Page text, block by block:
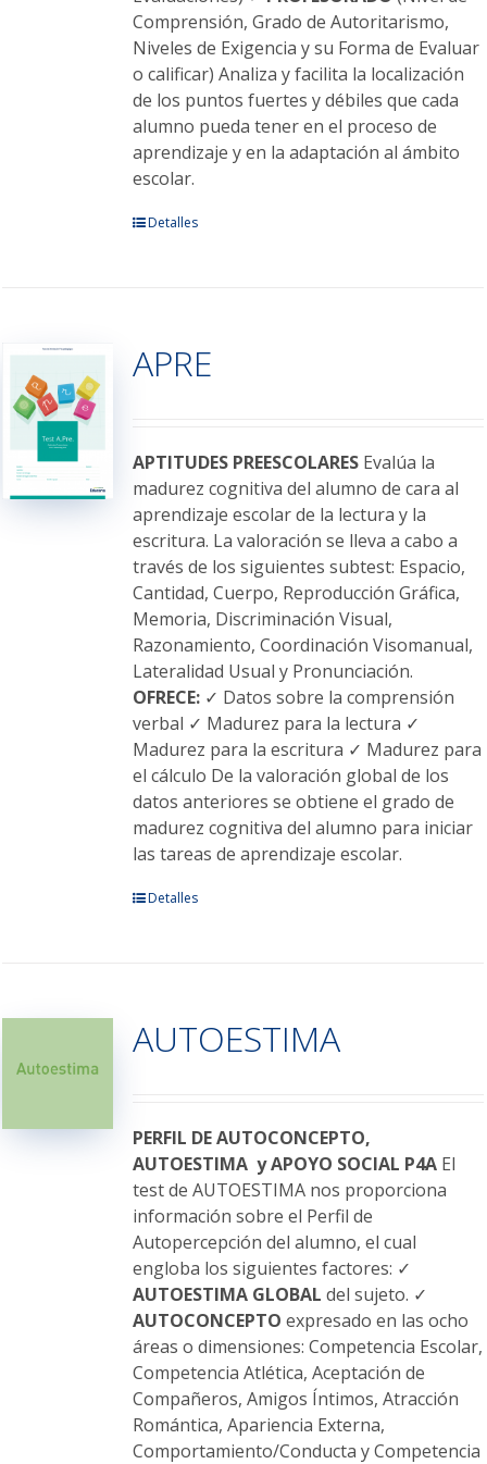
Comprensión, Grado de Autoritarismo,
Niveles de Exigencia y su Forma de Evaluar
o calificar) Analiza y facilita la localización
de los puntos fuertes y débiles que cada
alumno pueda tener en el proceso de
aprendizaje y en la adaptación al ámbito
escolar.
Este
Las
opciones
elegir
en
la
página
de
producto
Detalles
APRE
APTITUDES PREESCOLARESEvalúa la
madurez cognitiva del alumno de cara al
aprendizaje escolar de la lectura y la
escritura. La valoración se lleva a cabo a
través de los siguientes subtest: Espacio,
Cantidad, Cuerpo, Reproducción Gráfica,
Memoria, Discriminación Visual,
Razonamiento, Coordinación Visomanual,
Lateralidad Usual y Pronunciación.
OFRECE:✓ Datos sobre la comprensión
verbal ✓ Madurez para la lectura ✓
Madurez para la escritura ✓ Madurez para
el cálculo De la valoración global de los
datos anteriores se obtiene el grado de
madurez cognitiva del alumno para iniciar
las tareas de aprendizaje escolar.
Este
Las
opciones
elegir
en
la
página
de
producto
Detalles
AUTOESTIMA
PERFIL DE AUTOCONCEPTO,
AUTOESTIMA y APOYO SOCIAL P4AEl
test de AUTOESTIMA nos proporciona
información sobre el Perfil de
Autopercepción del alumno, el cual
engloba los siguientes factores: ✓
AUTOESTIMA GLOBAL del sujeto. ✓
AUTOCONCEPTO expresado en las ocho
áreas o dimensiones: Competencia Escolar,
Competencia Atlética, Aceptación de
Compañeros, Amigos Íntimos, Atracción
Romántica, Apariencia Externa,
Comportamiento/Conducta y Competencia